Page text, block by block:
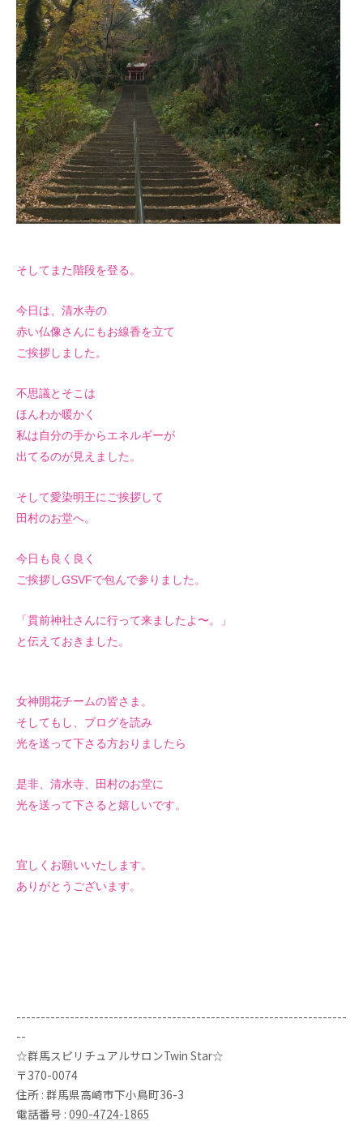
そしてまた階段を登る。
今日は、清水寺の
赤い仏像さんにもお線香を立て
ご挨拶しました。
不思議とそこは
ほんわか暖かく
私は自分の手からエネルギーが
出てるのが見えました。
そして愛染明王にご挨拶して
田村のお堂へ。
今日も良く良く
ご挨拶しGSVFで包んで参りました。
「貫前神社さんに行って来ましたよ〜。」
と伝えておきました。
女神開花チームの皆さま。
そしてもし、ブログを読み
光を送って下さる方おりましたら
是非、清水寺、田村のお堂に
光を送って下さると嬉しいです。
宜しくお願いいたします。
ありがとうございます。
--------------------------------------------------------------------
--
☆群馬スピリチュアルサロンTwin Star☆
〒370-0074
住所 : 群馬県高崎市下小鳥町36-3
電話番号 : 090-4724-1865